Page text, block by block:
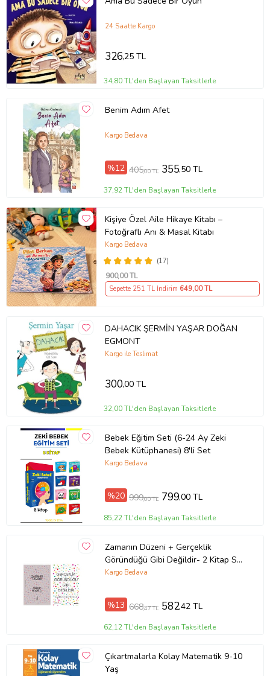
24 Saatte Kargo
326,25 TL
34,80 TL'den Başlayan Taksitlerle
Benim Adım Afet
Kargo Bedava
%12 405,00 TL 355,50 TL
37,92 TL'den Başlayan Taksitlerle
Kişiye Özel Aile Hikaye Kitabı –
Fotoğraflı Anı & Masal Kitabı
(17)
Kargo Bedava
900,00 TL
Sepette 251 TL İndirim 649,00 TL
DAHACIK ŞERMİN YAŞAR DOĞAN
EGMONT
Kargo ile Teslimat
300,00 TL
32,00 TL'den Başlayan Taksitlerle
Bebek Eğitim Seti (6-24 Ay Zeki
Bebek Kütüphanesi) 8'li Set
Kargo Bedava
%20 999,00 TL 799,00 TL
85,22 TL'den Başlayan Taksitlerle
Zamanın Düzeni + Gerçeklik
Göründüğü Gibi Değildir- 2 Kitap Set
- Iş Bankası Özel Set Zamanın
Kargo Bedava
%13 668,47 TL 582,42 TL
62,12 TL'den Başlayan Taksitlerle
Çıkartmalarla Kolay Matematik 9-10
Yaş